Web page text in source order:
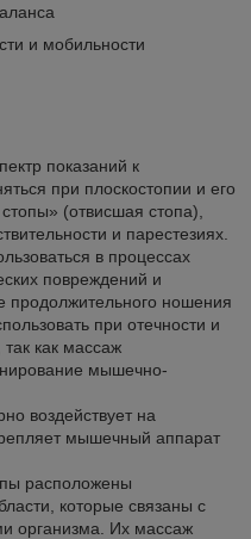
и мобильности
показаний к
при плоскостопии и его
(отвисшая стопа),
и парестезиях.
в процессах
повреждений и
продолжительного ношения
при отечности и
как массаж
мышечно-
воздействует на
мышечный аппарат
расположены
которые связаны с
организма. Их массаж